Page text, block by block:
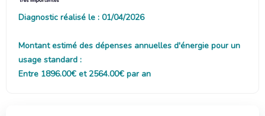
Diagnostic réalisé le : 01/04/2026
Montant estimé des dépenses annuelles d'énergie pour un
usage standard :
Entre 1896.00€ et 2564.00€ par an